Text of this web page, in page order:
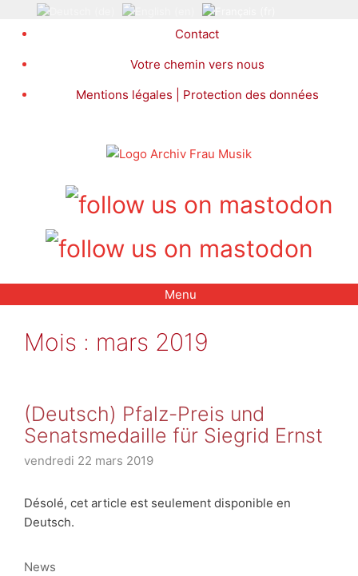
Contact
Votre chemin vers nous
Mentions légales | Protection des données
Menu
Mois : mars 2019
(Deutsch) Pfalz-Preis und
Senatsmedaille für Siegrid Ernst
vendredi 22 mars 2019
Désolé, cet article est seulement disponible en
Deutsch.
Catégories
News